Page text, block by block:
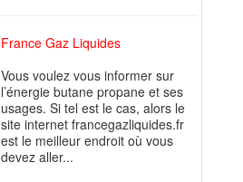
France Gaz Liquides
Vous voulez vous informer sur
l’énergie butane propane et ses
usages. Si tel est le cas, alors le
site internet francegazliquides.fr
est le meilleur endroit où vous
devez aller...